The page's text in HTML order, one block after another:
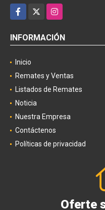
Facebook
Instagram
INFORMACIÓN
Inicio
Remates y Ventas
Listados de Remates
Noticia
Nuestra Empresa
Contáctenos
Políticas de privacidad
Oferte